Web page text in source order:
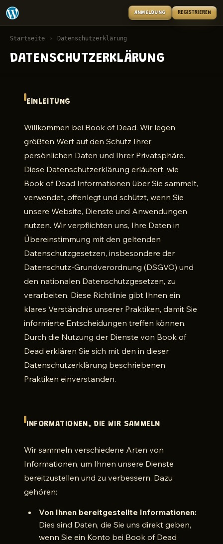
ANMELDUNG REGISTRIEREN
Startseite › Datenschutzerklärung
DATENSCHUTZERKLÄRUNG
EINLEITUNG
Willkommen bei Book of Dead. Wir legen
größten Wert auf den Schutz Ihrer
persönlichen Daten und Ihrer Privatsphäre.
Diese Datenschutzerklärung erläutert, wie
Book of Dead Informationen über Sie sammelt,
verwendet, offenlegt und schützt, wenn Sie
unsere Website, Dienste und Anwendungen
nutzen. Wir verpflichten uns, Ihre Daten in
Übereinstimmung mit den geltenden
Datenschutzgesetzen, insbesondere der
Datenschutz-Grundverordnung (DSGVO) und
den nationalen Datenschutzgesetzen, zu
verarbeiten. Diese Richtlinie gibt Ihnen ein
klares Verständnis unserer Praktiken, damit Sie
informierte Entscheidungen treffen können.
Durch die Nutzung der Dienste von Book of
Dead erklären Sie sich mit den in dieser
Datenschutzerklärung beschriebenen
Praktiken einverstanden.
INFORMATIONEN, DIE WIR SAMMELN
Wir sammeln verschiedene Arten von
Informationen, um Ihnen unsere Dienste
bereitzustellen und zu verbessern. Dazu
gehören:
Von Ihnen bereitgestellte Informationen:
Dies sind Daten, die Sie uns direkt geben,
wenn Sie ein Konto bei Book of Dead